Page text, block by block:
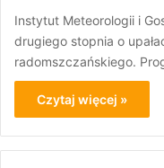
Instytut Meteorologii i
drugiego stopnia o
radomszczańskiego.
Czytaj więcej »